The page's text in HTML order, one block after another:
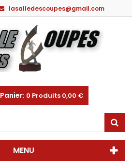
lasalledescoupes@gmail.com
Panier: 0 Produits 0,00 €
MENU